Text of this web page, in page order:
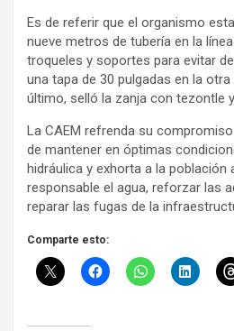
Es de referir que el organismo
nueve metros de tubería en la
troqueles y soportes para evitar
una tapa de 30 pulgadas en la
último, selló la zanja con tezontle
La CAEM refrenda su
de mantener en óptimas
hidráulica y exhorta a la población
responsable el agua, reforzar las
reparar las fugas de la
Comparte esto: